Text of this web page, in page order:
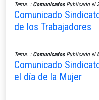
Tema..: ComunicadosPublicado el
Comunicado
de los Trabajadores
Tema..: ComunicadosPublicado el
Comunicado
el día de la Mujer